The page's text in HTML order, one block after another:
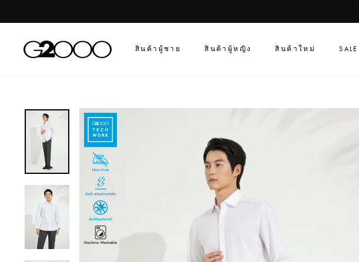
สินค้าผู้ชาย สินค้าผู้หญิง สินค้าใหม่ SALE